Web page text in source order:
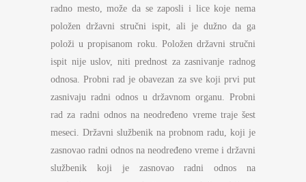
radno mesto, može da se zaposli i lice koje nema
položen državni stručni ispit, ali je dužno da ga
položi u propisanom roku. Položen državni stručni
ispit nije uslov, niti prednost za zasnivanje radnog
odnosa. Probni rad je obavezan za sve koji prvi put
zasnivaju radni odnos u državnom organu. Probni
rad za radni odnos na neodređeno vreme traje šest
meseci. Državni službenik na probnom radu, koji je
zasnovao radni odnos na neodređeno vreme i državni
službenik koji je zasnovao radni odnos na